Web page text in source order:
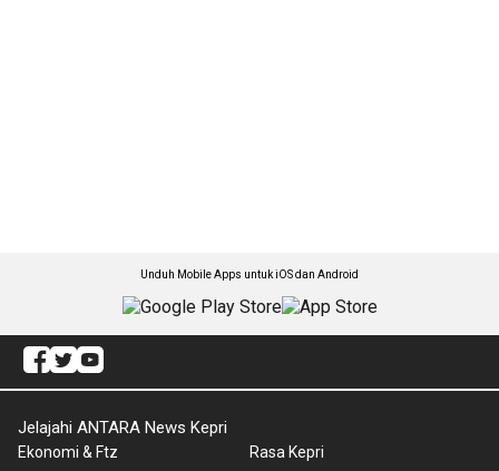
Unduh Mobile Apps untuk iOS dan Android
Jelajahi ANTARA News Kepri
Ekonomi & Ftz
Rasa Kepri